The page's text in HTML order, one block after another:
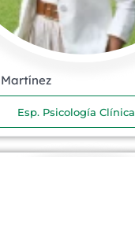
Esp. Psicología Clínica